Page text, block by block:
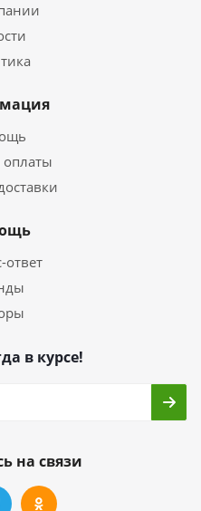
оплаты
ответ
в курсе!
на связи